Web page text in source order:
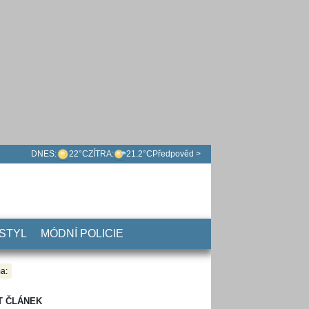
DNES: 22°CZÍTRA: 21.2°C Předpověd >
MÓDNÍ POLICIE
ČLÁNEK